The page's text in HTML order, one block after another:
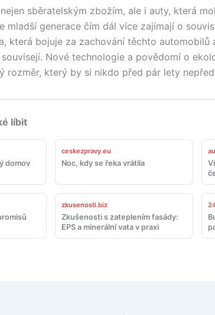
sběratelským zbožím, ale i auty, která
mladší generace čím dál více zajímají o
která bojuje za zachování těchto automobilů
Nové technologie a povědomí o
rozměr, který by si nikdo před pár lety
líbit
domov
ceskezpravy.eu
Noc, kdy se řeka vrátila
zkusenosti.biz
Zkušenosti s zateplením fasády:
EPS a minerální vata v praxi